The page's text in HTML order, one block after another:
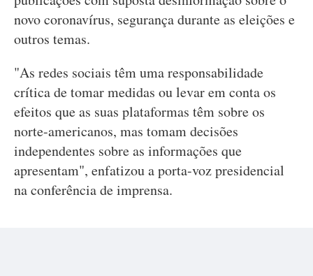
novo coronavírus, segurança durante as eleições e
outros temas.
"As redes sociais têm uma responsabilidade
crítica de tomar medidas ou levar em conta os
efeitos que as suas plataformas têm sobre os
norte-americanos, mas tomam decisões
independentes sobre as informações que
apresentam", enfatizou a porta-voz presidencial
na conferência de imprensa.